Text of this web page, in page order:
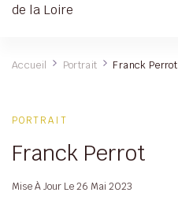
de la Loire
Accueil Portrait Franck Perrot
PORTRAIT
Franck Perrot
Mise À Jour Le26 Mai 2023